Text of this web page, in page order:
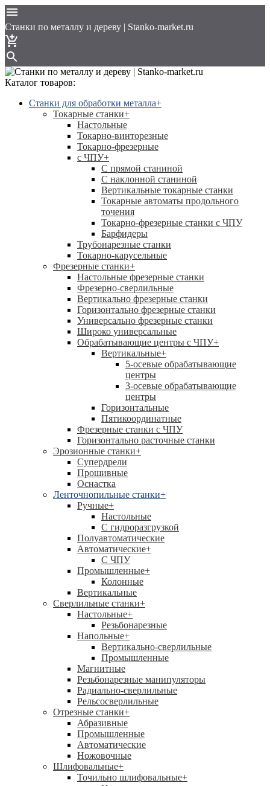
Cтанки по металлу и дереву | Stanko-market.ru
Каталог товаров:
Станки для обработки металла+
Токарные станки+
Настольные
Токарно-винторезные
Токарно-фрезерные
с ЧПУ+
С прямой станиной
C наклонной станиной
Вертикальные токарные станки
Токарные автоматы продольного
точения
Токарно-фрезерные станки с ЧПУ
Барфидеры
Трубонарезные станки
Токарно-карусельные
Фрезерные станки+
Настольные фрезерные станки
Фрезерно-сверлильные
Вертикально фрезерные станки
Горизонтально фрезерные станки
Универсально фрезерные станки
Широко универсальные
Обрабатывающие центры с ЧПУ+
Вертикальные+
5-осевые обрабатывающие
центры
3-осевые обрабатывающие
центры
Горизонтальные
Пятикоординатные
Фрезерные станки с ЧПУ
Горизонтально расточные станки
Эрозионные станки+
Супердрели
Прошивные
Оснастка
Ленточнопильные станки+
Ручные+
Настольные
С гидроразгрузкой
Полуавтоматические
Автоматические+
С ЧПУ
Промышленные+
Колонные
Вертикальные
Сверлильные станки+
Настольные+
Резьбонарезные
Напольные+
Вертикально-сверлильные
Промышленные
Магнитные
Резьбонарезные манипуляторы
Радиально-сверлильные
Рельсосверлильные
Отрезные станки+
Абразивные
Промышленные
Автоматические
Ножовочные
Шлифовальные+
Точильно шлифовальные+